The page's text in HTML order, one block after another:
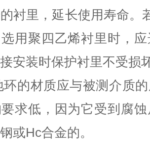
衬里，延长使用寿命。
用聚四乙烯衬里时，
安装时保护衬里不受损
环的材质应与被测介质
求低，因为它受到腐
或Hc合金的。